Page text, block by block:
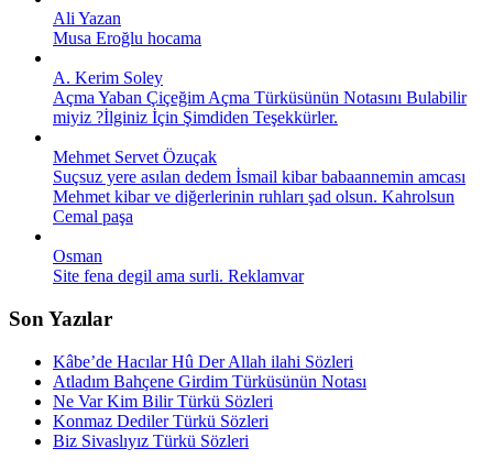
Ali Yazan
Musa Eroğlu hocama
A. Kerim Soley
Açma Yaban Çiçeğim Açma Türküsünün Notasını Bulabilir
miyiz ?İlginiz İçin Şimdiden Teşekkürler.
Mehmet Servet Özuçak
Suçsuz yere asılan dedem İsmail kibar babaannemin amcası
Mehmet kibar ve diğerlerinin ruhları şad olsun. Kahrolsun
Cemal paşa
Osman
Site fena degil ama surli. Reklamvar
Son Yazılar
Kâbe’de Hacılar Hû Der Allah ilahi Sözleri
Atladım Bahçene Girdim Türküsünün Notası
Ne Var Kim Bilir Türkü Sözleri
Konmaz Dediler Türkü Sözleri
Biz Sivaslıyız Türkü Sözleri